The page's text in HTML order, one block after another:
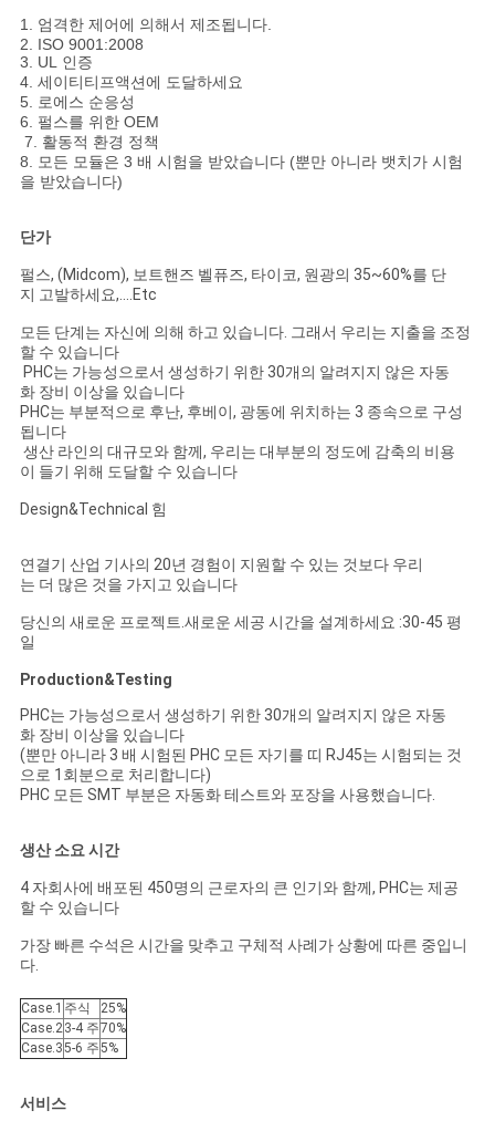
1. 엄격한 제어에 의해서 제조됩니다.
2. ISO 9001:2008
3. UL 인증
4. 세이티티프액션에 도달하세요
5. 로에스 순응성
6. 펄스를 위한 OEM
7. 활동적 환경 정책
8. 모든 모듈은 3 배 시험을 받았습니다 (뿐만 아니라 뱃치가 시험
을 받았습니다)
단가
펄스, (Midcom), 보트핸즈 벨퓨즈, 타이코, 원광의 35~60%를 단
지 고발하세요,....Etc
모든 단계는 자신에 의해 하고 있습니다. 그래서 우리는 지출을 조정
할 수 있습니다
PHC는 가능성으로서 생성하기 위한 30개의 알려지지 않은 자동
화 장비 이상을 있습니다
PHC는 부분적으로 후난, 후베이, 광동에 위치하는 3 종속으로 구성
됩니다
생산 라인의 대규모와 함께, 우리는 대부분의 정도에 감축의 비용
이 들기 위해 도달할 수 있습니다
Design&Technical 힘
연결기 산업 기사의 20년 경험이 지원할 수 있는 것보다 우리
는 더 많은 것을 가지고 있습니다
당신의 새로운 프로젝트.새로운 세공 시간을 설계하세요 :30-45 평
일
Production&Testing
PHC는 가능성으로서 생성하기 위한 30개의 알려지지 않은 자동
화 장비 이상을 있습니다
(뿐만 아니라 3 배 시험된 PHC 모든 자기를 띠 RJ45는 시험되는 것
으로 1회분으로 처리합니다)
PHC 모든 SMT 부분은 자동화 테스트와 포장을 사용했습니다.
생산 소요 시간
4 자회사에 배포된 450명의 근로자의 큰 인기와 함께, PHC는 제공
할 수 있습니다
가장 빠른 수석은 시간을 맞추고 구체적 사례가 상황에 따른 중입니
다.
Case.1 주식
25%
Case.23-4 주70%
Case.35-6 주5%
서비스